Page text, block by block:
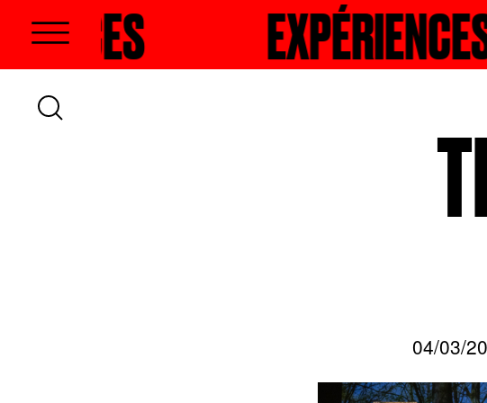
EXPÉRIENCES
04/03/